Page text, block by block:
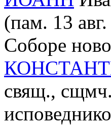
(пам. 13
Соборе
свящ.,